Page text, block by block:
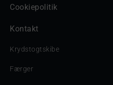
Cookiepolitik
Kontakt
Krydstogtskibe
Færger